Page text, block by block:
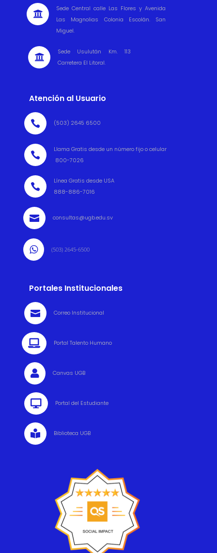

Sede Central calle Las Flores y Avenida
Las Magnolias Colonia Escolán. San
Miguel.

Sede Usulután Km. 113
Carretera El Litoral.
Atención al Usuario
 (503) 2645 6500

Llama Gratis desde un número fijo o celular
800-7026

Línea Gratis desde USA
888-886-7016
 consultas@ugb.edu.sv
 (503) 2645-6500
Portales Institucionales
 Correo Institucional
 Portal Talento Humano
 Canvas UGB
 Portal del Estudiante
 Biblioteca UGB